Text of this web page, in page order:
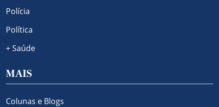
Polícia
Política
+ Saúde
MAIS
Colunas e Blogs